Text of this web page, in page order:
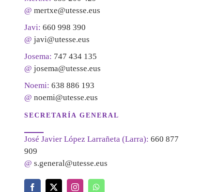
@ mertxe@utesse.eus
Javi: 660 998 390
@ javi@utesse.eus
Josema: 747 434 135
@ josema@utesse.eus
Noemi: 638 886 193
@ noemi@utesse.eus
SECRETARÍA GENERAL
José Javier López Larrañeta (Larra): 660 877
909
@ s.general@utesse.eus